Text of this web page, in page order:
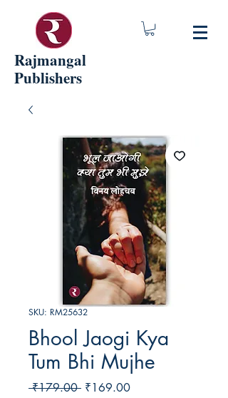
Rajmangal
Publishers
SKU: RM25632
Bhool Jaogi Kya
Tum Bhi Mujhe
₹179.00 Regular
₹169.00Sale